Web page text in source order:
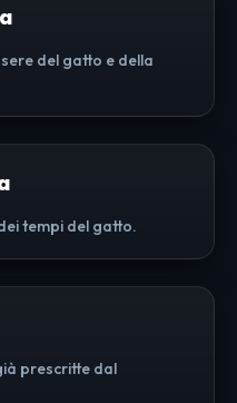
del gatto e della
tempi del gatto.
prescritte dal